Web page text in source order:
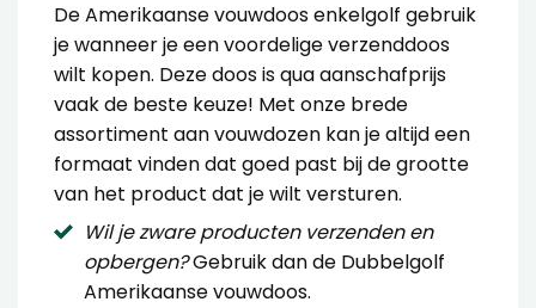
DeAmerikaanse vouwdoos enkelgolf gebruik
je wanneer je een voordelige verzenddoos
wilt kopen. Deze doos is qua aanschafprijs
vaak de beste keuze! Met onze brede
assortiment aan vouwdozen kan je altijd een
formaat vinden dat goed past bij de grootte
van het product dat je wilt versturen.
Wil je zware producten verzenden en
opbergen?Gebruik dan de Dubbelgolf
Amerikaanse vouwdoos.